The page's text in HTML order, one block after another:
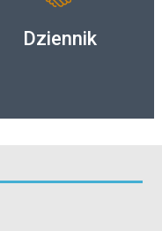
Dziennik